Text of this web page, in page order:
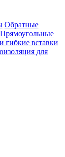
Обратные
Прямоугольные
гибкие вставки
для